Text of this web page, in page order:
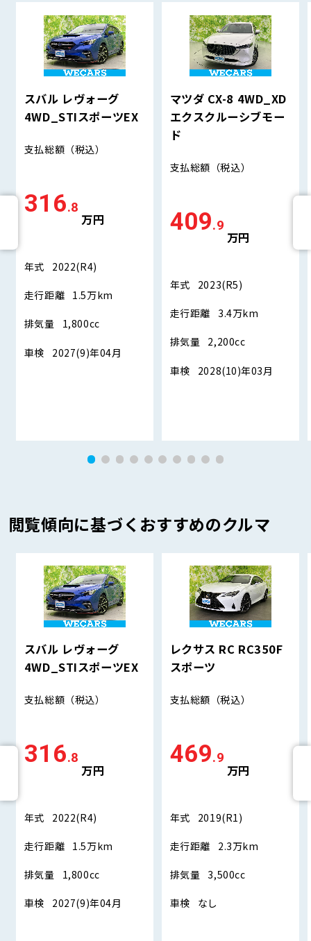
スバル レヴォーグ
4WD_STIスポーツEX
支払総額 （税込）
316.8
万円
年式 2022(R4)
走行距離 1.5万km
排気量 1,800cc
車検 2027(9)年04月
マツダ CX-8 4WD_XD
エクスクルーシブモー
ド
支払総額 （税込）
409.9
万円
年式 2023(R5)
走行距離 3.4万km
排気量 2,200cc
車検 2028(10)年03月
閲覧傾向に基づくおすすめのクルマ
スバル レヴォーグ
4WD_STIスポーツEX
支払総額 （税込）
316.8
万円
年式 2022(R4)
走行距離 1.5万km
排気量 1,800cc
車検 2027(9)年04月
レクサス RC RC350F
スポーツ
支払総額 （税込）
469.9
万円
年式 2019(R1)
走行距離 2.3万km
排気量 3,500cc
車検 なし